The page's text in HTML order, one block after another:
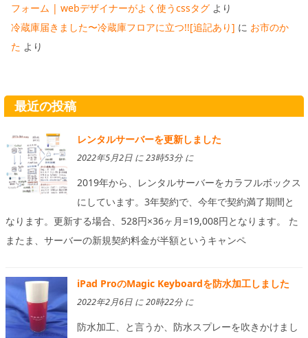
フォーム | webデザイナーがよく使うcssタグ より
冷蔵庫届きました〜冷蔵庫フロアに立つ!![追記あり] に お市のか
た より
最近の投稿
レンタルサーバーを更新しました
2022年5月2日 に 23時53分 に
2019年から、レンタルサーバーをカラフルボックス
にしています。3年契約で、今年で契約満了期間と
なります。更新する場合、528円×36ヶ月=19,008円となります。 た
またま、サーバーの新規契約料金が半額というキャンペ
iPad ProのMagic Keyboardを防水加工しました
2022年2月6日 に 20時22分 に
防水加工、と言うか、防水スプレーを吹きかけまし